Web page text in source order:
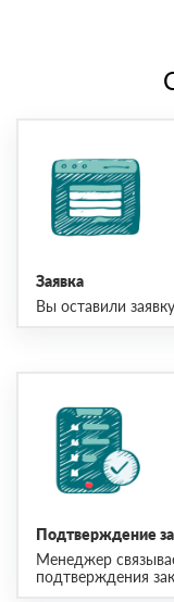
Заявка
Вы оставили
Подтверждение
Менеджер
подтверждения